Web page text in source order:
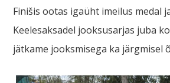
Finišis ootas igaüht imeilus medal
Keelesaksadel jooksusarjas juba
jätkame jooksmisega ka järgmisel